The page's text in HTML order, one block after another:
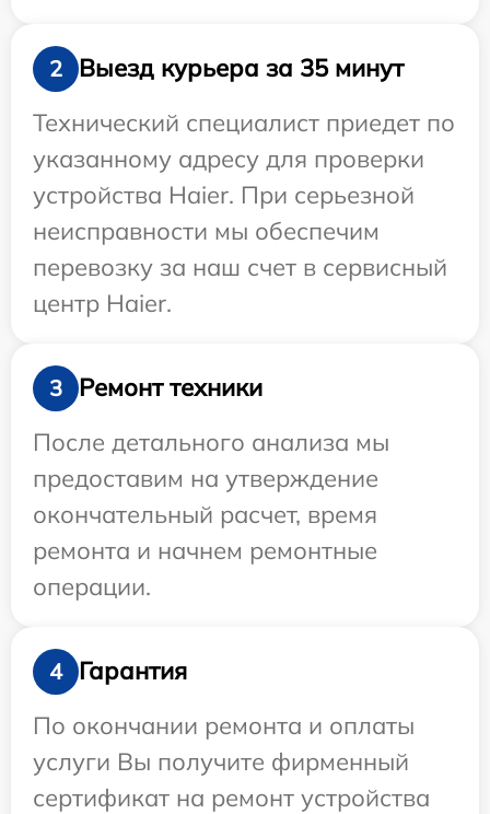
2
Выезд курьера за 35 минут
Технический специалист приедет по
указанному адресу для проверки
устройства Haier. При серьезной
неисправности мы обеспечим
перевозку за наш счет в сервисный
центр Haier.
3
Ремонт техники
После детального анализа мы
предоставим на утверждение
окончательный расчет, время
ремонта и начнем ремонтные
операции.
4
Гарантия
По окончании ремонта и оплаты
услуги Вы получите фирменный
сертификат на ремонт устройства